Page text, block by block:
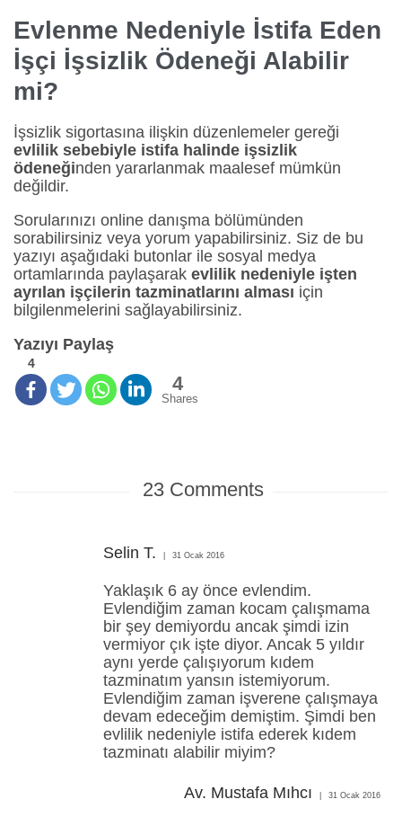
Evlenme Nedeniyle İstifa Eden
İşçi İşsizlik Ödeneği Alabilir
mi?
İşsizlik sigortasına ilişkin düzenlemeler gereği
evlilik sebebiyle istifa halinde işsizlik
ödeneğinden yararlanmak maalesef mümkün
değildir.
Sorularınızı online danışma bölümünden
sorabilirsiniz veya yorum yapabilirsiniz. Siz de bu
yazıyı aşağıdaki butonlar ile sosyal medya
ortamlarında paylaşarak evlilik nedeniyle işten
ayrılan işçilerin tazminatlarını alması için
bilgilenmelerini sağlayabilirsiniz.
Yazıyı Paylaş
4
4
Shares
23 Comments
Selin T. 31 Ocak 2016
Yaklaşık 6 ay önce evlendim.
Evlendiğim zaman kocam çalışmama
bir şey demiyordu ancak şimdi izin
vermiyor çık işte diyor. Ancak 5 yıldır
aynı yerde çalışıyorum kıdem
tazminatım yansın istemiyorum.
Evlendiğim zaman işverene çalışmaya
devam edeceğim demiştim. Şimdi ben
evlilik nedeniyle istifa ederek kıdem
tazminatı alabilir miyim?
Av. Mustafa Mıhcı 31 Ocak 2016